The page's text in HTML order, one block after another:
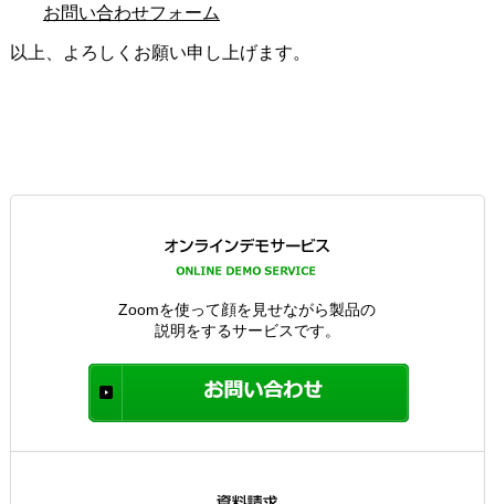
お問い合わせフォーム
以上、よろしくお願い申し上げます。
Zoomを使って顔を見せながら製品の
説明をするサービスです。